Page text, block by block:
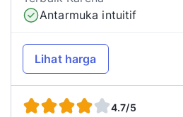
Antarmuka intuitif
Lihat harga
4.7/5